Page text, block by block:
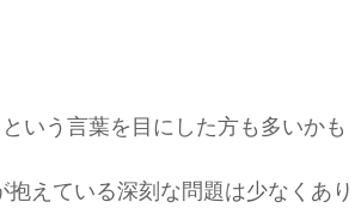
いう言葉を目にした方も多いかも
えている深刻な問題は少なくあり